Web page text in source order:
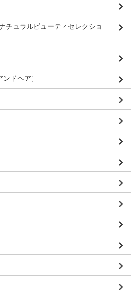
チュラルビューティセレクショ
ドヘア）